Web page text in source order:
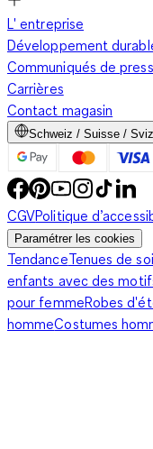
collier de couleur lilas
élégante. Combine ces
pour bien les mettre
pour créer une tenue
Vêtements lilas
Les vêtements lilas
ajoutent une touche
de travail. Un
blazer
tenue de travail.
pantalon noir pour un
L' entreprise
Développement
Communiqués de
Carrières
Contact magasin
Schweiz / Suisse /
CGVPolitique
Paramétrer les cookies
TendanceTenues de
enfants avec des
pour femmeRobes
hommeCostumes